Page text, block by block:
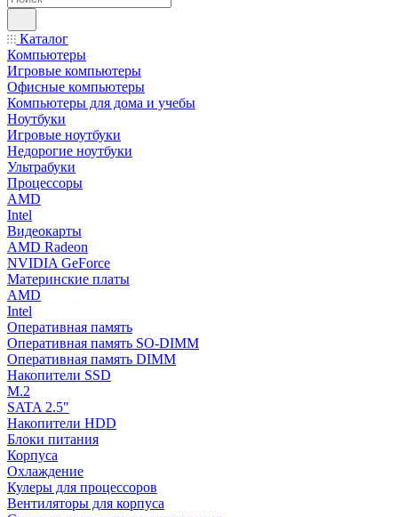
Каталог
Компьютеры
Игровые компьютеры
Офисные компьютеры
Компьютеры для дома и учебы
Ноутбуки
Игровые ноутбуки
Недорогие ноутбуки
Ультрабуки
Процессоры
AMD
Intel
Видеокарты
AMD Radeon
NVIDIA GeForce
Материнские платы
AMD
Intel
Оперативная память
Оперативная память SO-DIMM
Оперативная память DIMM
Накопители SSD
M.2
SATA 2.5"
Накопители HDD
Блоки питания
Корпуса
Охлаждение
Кулеры для процессоров
Вентиляторы для корпуса